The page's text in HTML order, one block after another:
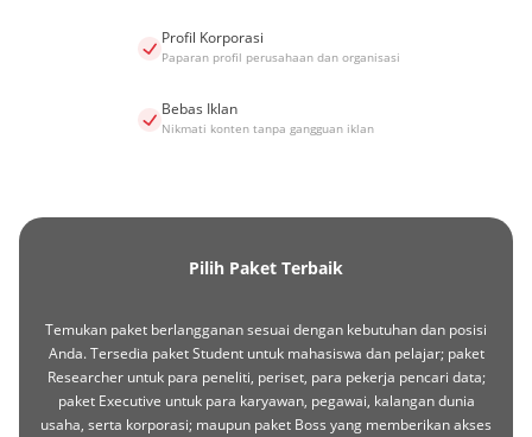
Profil Korporasi
Paparan profil perusahaan dan organisasi
Bebas Iklan
Nikmati konten tanpa gangguan iklan
Pilih Paket Terbaik
Temukan paket berlangganan sesuai dengan kebutuhan dan posisi
Anda. Tersedia paket Student untuk mahasiswa dan pelajar; paket
Researcher untuk para peneliti, periset, para pekerja pencari data;
paket Executive untuk para karyawan, pegawai, kalangan dunia
usaha, serta korporasi; maupun paket Boss yang memberikan akses